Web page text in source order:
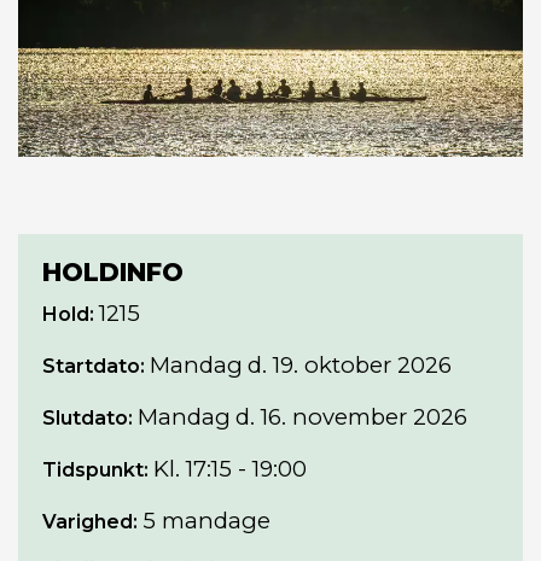
HOLDINFO
Hold: 1215
Startdato: Mandag d. 19. oktober 2026
Slutdato: Mandag d. 16. november 2026
Tidspunkt: Kl. 17:15 - 19:00
Varighed: 5 mandage